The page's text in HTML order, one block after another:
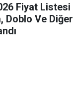
Fiyat Listesi
Doblo Ve Diğer